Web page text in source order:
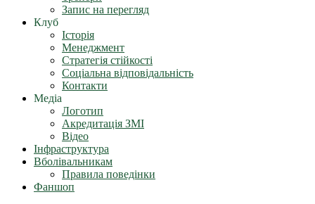
Запис на перегляд
Клуб
Історія
Менеджмент
Стратегія стійкості
Соціальна відповідальність
Контакти
Медіа
Логотип
Акредитація ЗМІ
Відео
Інфраструктура
Вболівальникам
Правила поведінки
Фаншоп